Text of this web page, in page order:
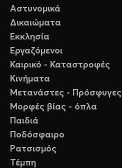
Αστυνομικά
Δικαιώματα
Εκκλησία
Εργαζόμενοι
Καιρικό - Καταστροφές
Κινήματα
Μετανάστες - Πρόσφυγες
Μορφές βίας - όπλα
Παιδιά
Ποδόσφαιρο
Ρατσισμός
Τέμπη